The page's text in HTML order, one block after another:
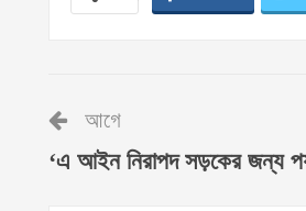
আগে
‘এ আইন নিরাপদ সড়কের জন্য